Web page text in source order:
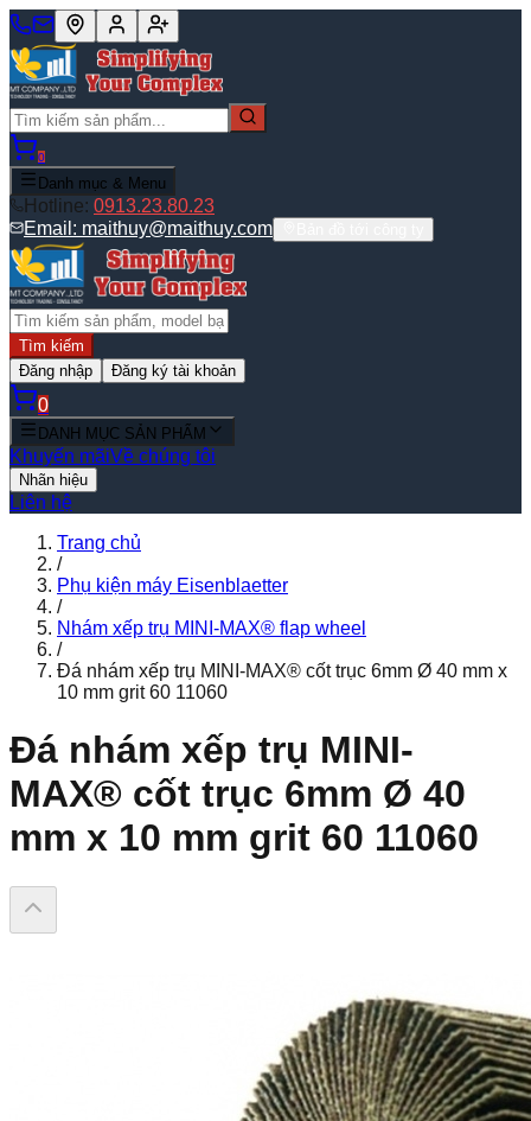
0
Danh mục & Menu
Hotline: 0913.23.80.23
Email: maithuy@maithuy.com
Tìm kiếm
Đăng nhập
Đăng ký tài khoản
0
DANH MỤC SẢN PHẨM
Khuyến mãiVề chúng tôi
Nhãn hiệu
Liên hệ
Trang chủ
/
Phụ kiện máy Eisenblaetter
/
Nhám xếp trụ MINI-MAX® flap wheel
/
Đá nhám xếp trụ MINI-MAX® cốt trục 6mm Ø 40 mm x
10 mm grit 60 11060
Đá nhám xếp trụ MINI-
MAX® cốt trục 6mm Ø 40
mm x 10 mm grit 60 11060